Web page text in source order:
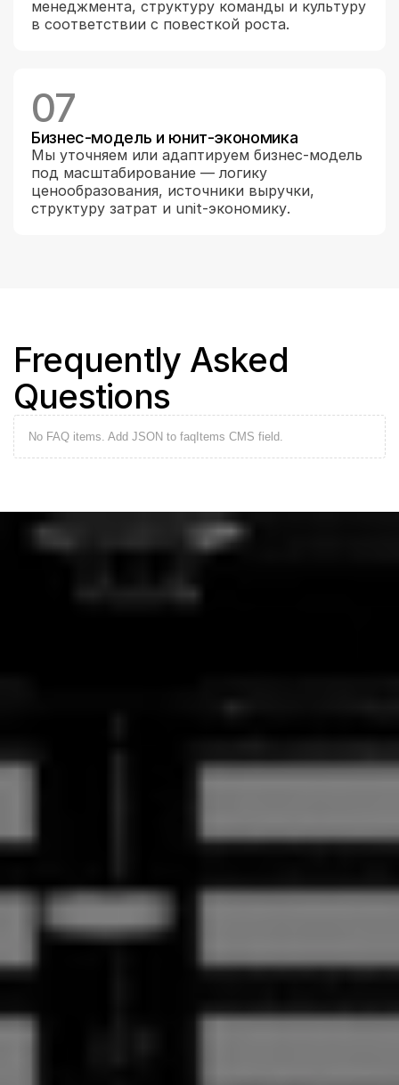
менеджмента, структуру команды и культуру
в соответствии с повесткой роста.
07
Бизнес-модель и юнит-экономика
Мы уточняем или адаптируем бизнес-модель
под масштабирование — логику
ценообразования, источники выручки,
структуру затрат и unit-экономику.
Frequently Asked
Questions
No FAQ items. Add JSON to faqItems CMS field.